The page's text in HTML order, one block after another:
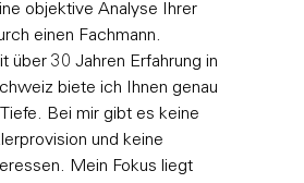
objektive Analyse Ihrer
einen Fachmann.
über 30 Jahren Erfahrung in
biete ich Ihnen genau
Bei mir gibt es keine
und keine
Mein Fokus liegt